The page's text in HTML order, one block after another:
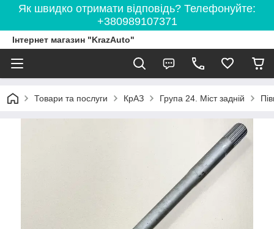
Як швидко отримати відповідь? Телефонуйте:
+380989107371
Інтернет магазин "KrazAuto"
Товари та послуги КрАЗ Група 24. Міст задній